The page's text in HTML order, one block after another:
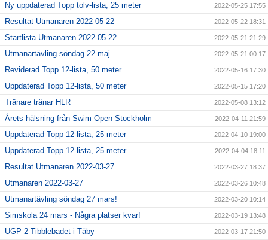
Ny uppdaterad Topp tolv-lista, 25 meter 2022-05-25 17:55
Resultat Utmanaren 2022-05-22 2022-05-22 18:31
Startlista Utmanaren 2022-05-22 2022-05-21 21:29
Utmanartävling söndag 22 maj 2022-05-21 00:17
Reviderad Topp 12-lista, 50 meter 2022-05-16 17:30
Uppdaterad Topp 12-lista, 50 meter 2022-05-15 17:20
Tränare tränar HLR 2022-05-08 13:12
Årets hälsning från Swim Open Stockholm 2022-04-11 21:59
Uppdaterad Topp 12-lista, 25 meter 2022-04-10 19:00
Uppdaterad Topp 12-lista, 25 meter 2022-04-04 18:11
Resultat Utmanaren 2022-03-27 2022-03-27 18:37
Utmanaren 2022-03-27 2022-03-26 10:48
Utmanartävling söndag 27 mars! 2022-03-20 10:14
Simskola 24 mars - Några platser kvar! 2022-03-19 13:48
UGP 2 Tibblebadet i Täby 2022-03-17 21:50